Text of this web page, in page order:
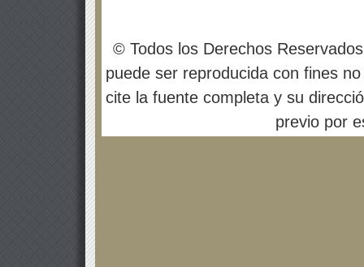
© Todos los Derechos
puede ser reproducida con fines
cite la fuente completa y su
previo por